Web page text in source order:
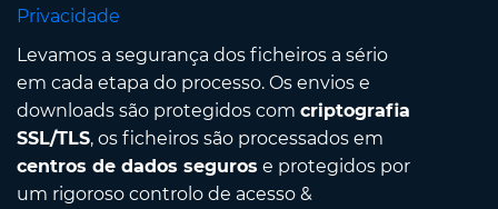
Privacidade
Levamos a segurança dos ficheiros a sério
em cada etapa do processo. Os envios e
downloads são protegidos com criptografia
SSL/TLS, os ficheiros são processados em
centros de dados seguros e protegidos por
um rigoroso controlo de acesso &